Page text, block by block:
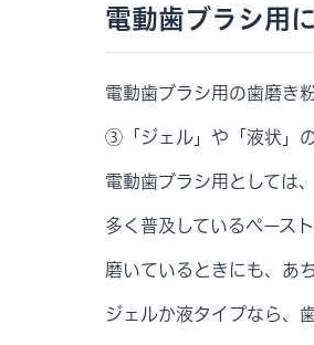
電動歯ブラシ用
電動歯ブラシ用の歯磨き
③「ジェル」や「液状」
電動歯ブラシ用としては
多く普及しているペース
磨いているときにも、あ
ジェルか液タイプなら、